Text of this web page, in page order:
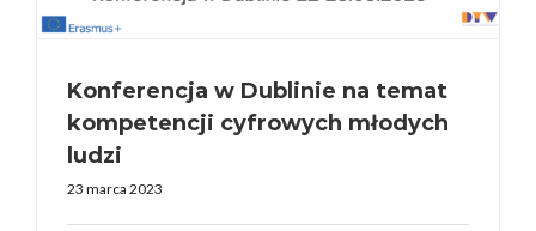
Konferencja w Dublinie na temat
kompetencji cyfrowych młodych
ludzi
23 marca 2023